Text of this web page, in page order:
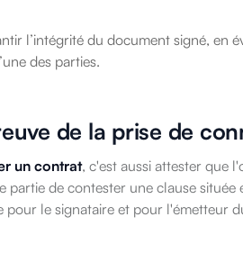
l’intégrité du document signé, en
des parties.
de la prise de
un contrat, c'est aussi attester que
partie de contester une clause
pour le signataire et pour l'émetteur